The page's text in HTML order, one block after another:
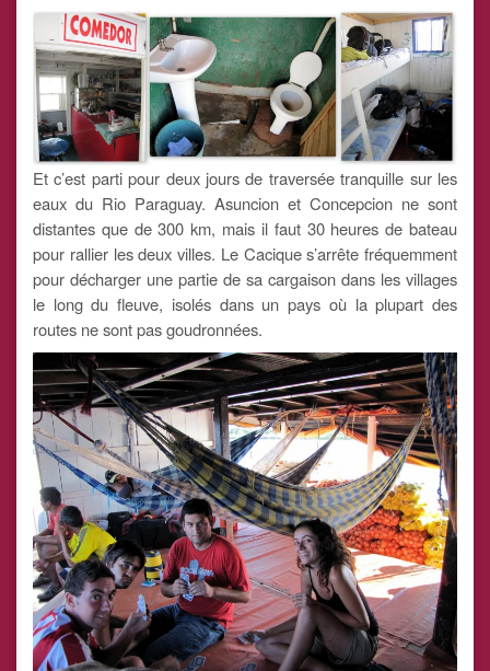
Et c’est parti pour deux jours de traversée tranquille sur les
eaux du Rio Paraguay. Asuncion et Concepcion ne sont
distantes que de 300 km, mais il faut 30 heures de bateau
pour rallier les deux villes. Le Cacique s’arrête fréquemment
pour décharger une partie de sa cargaison dans les villages
le long du fleuve, isolés dans un pays où la plupart des
routes ne sont pas goudronnées.